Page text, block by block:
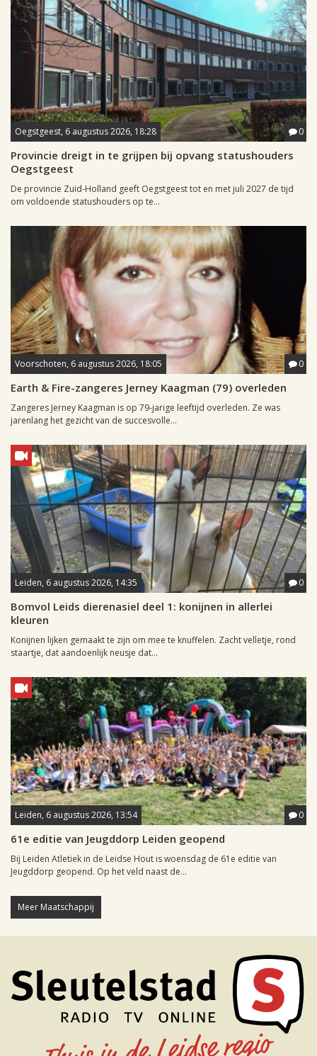
Oegstgeest, 6 augustus 2026, 18:28 0
Provincie dreigt in te grijpen bij opvang statushouders
Oegstgeest
De provincie Zuid-Holland geeft Oegstgeest tot en met juli 2027 de tijd
om voldoende statushouders op te...
Voorschoten, 6 augustus 2026, 18:05 0
Earth & Fire-zangeres Jerney Kaagman (79) overleden
Zangeres Jerney Kaagman is op 79-jarige leeftijd overleden. Ze was
jarenlang het gezicht van de succesvolle...
Leiden, 6 augustus 2026, 14:35 0
Bomvol Leids dierenasiel deel 1: konijnen in allerlei
kleuren
Konijnen lijken gemaakt te zijn om mee te knuffelen. Zacht velletje, rond
staartje, dat aandoenlijk neusje dat...
Leiden, 6 augustus 2026, 13:54 0
61e editie van Jeugddorp Leiden geopend
Bij Leiden Atletiek in de Leidse Hout is woensdag de 61e editie van
Jeugddorp geopend. Op het veld naast de...
Meer Maatschappij